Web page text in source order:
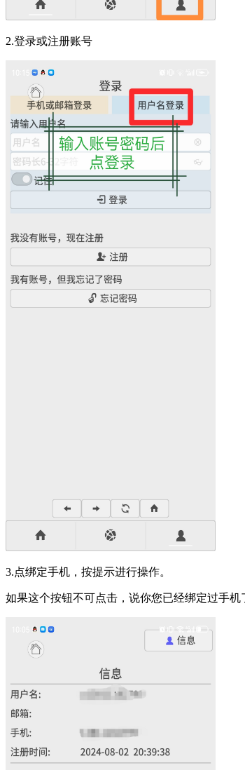
2.登录或注册账号
3.点绑定手机，按提示进行操作。
如果这个按钮不可点击，说你您已经绑定过手机